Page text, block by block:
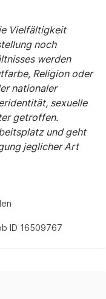
Vielfältigkeit
noch
werden
Religion oder
nationaler
sexuelle
getroffen.
und geht
jeglicher Art
ID 16509767